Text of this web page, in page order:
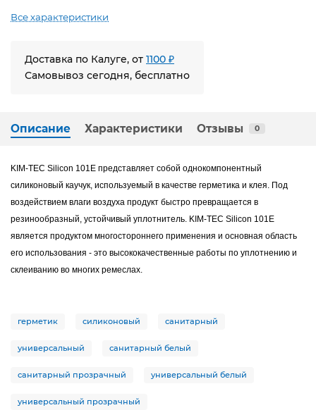
Все характеристики
Доставка по Калуге, от 1100 ₽
Самовывоз сегодня, бесплатно
Описание Характеристики Отзывы 0
KIM-TEC Silicon 101E представляет собой однокомпонентный
cиликоновый каучук, используемый в качестве герметика и клея. Под
воздействием влаги воздуха продукт быстро превращается в
резинообразный, устойчивый уплотнитель. KIM-TEC Silicon 101E
является продуктом многостороннего применения и основная область
его использования - это высококачественные работы по уплотнению и
склеиванию во многих ремеслах.
герметик силиконовый санитарный
универсальный санитарный белый
санитарный прозрачный универсальный белый
универсальный прозрачный